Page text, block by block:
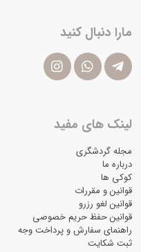
مارا دنبال کنید
لینک های مفید
مجله گردشگری
درباره ما
کوکی ها
قوانین و مقررات
قوانین لغو رزرو
قوانین حفظ حریم خصوصی
راهنمای سفارش و پرداخت وجه
ثبت شکایت